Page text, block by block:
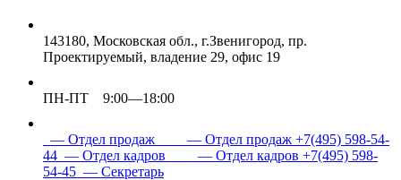
143180, Московская обл., г.Звенигород, пр.
Проектируемый, владение 29, офис 19
ПН-ПТ 9:00—18:00
— Отдел продаж — Отдел продаж +7(495) 598-54-
44 — Отдел кадров — Отдел кадров +7(495) 598-
54-45 — Секретарь